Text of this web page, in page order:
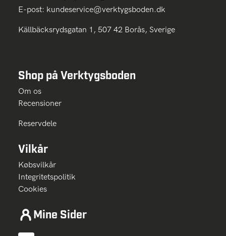
E-post: kundeservice@verktygsboden.dk
Källbäcksrydsgatan 1, 507 42 Borås, Sverige
Shop på Verktygsboden
Om os
Recensioner
Reservdele
Vilkår
Købsvilkår
Integritetspolitik
Cookies
Mine Sider